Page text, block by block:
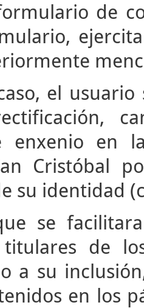
de
el
enxenio en
Cristóbal
su identidad
se
de
a su
en los